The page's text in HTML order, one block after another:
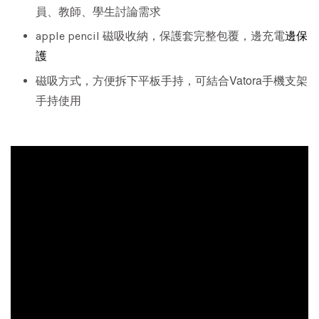
員、教師、學生討論需求
apple pencil 磁吸收納，保護套完整包覆，邊充電邊保
護
磁吸方式，方便拆下平板手持，可結合Vatora手機支架
手持使用